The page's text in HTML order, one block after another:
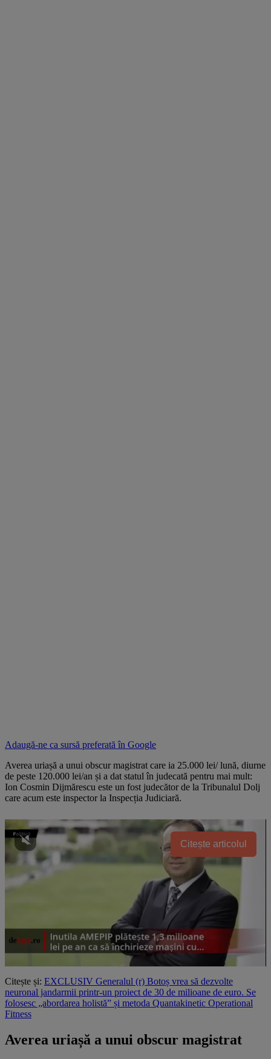
Adaugă-ne ca sursă preferată în Google
Averea uriașă a unui obscur magistrat care ia 25.000 lei/ lună, diurne
de peste 120.000 lei/an și a dat statul în judecată pentru mai mult:
Ion Cosmin Dijmărescu este un fost judecător de la Tribunalul Dolj
care acum este inspector la Inspecția Judiciară.
Citește articolul
Citește și: EXCLUSIV Generalul (r) Botoș vrea să dezvolte
neuronal jandarmii printr-un proiect de 30 de milioane de euro. Se
folosesc „abordarea holistă” și metoda Quantakinetic Operational
Fitness
Averea uriașă a unui obscur magistrat